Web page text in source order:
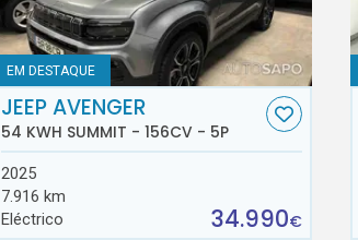
EM DESTAQUE
JEEP AVENGER
54 KWH SUMMIT - 156CV - 5P
2025
7.916 km
Eléctrico
34.990€